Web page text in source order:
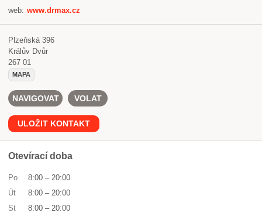
web: www.drmax.cz
Plzeňská 396
Králův Dvůr
267 01
MAPA
NAVIGOVAT VOLAT
ULOŽIT KONTAKT
Otevírací doba
Po 8:00 – 20:00
Út
8:00 – 20:00
St
8:00 – 20:00